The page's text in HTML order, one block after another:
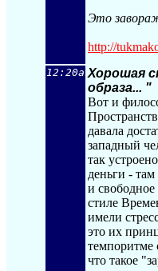
Это
http://
12:20a Хорошая
образа... "
Вот и
давала
западный
так
деньги -
и
стиле
имели
это их
темпоритме
что такое